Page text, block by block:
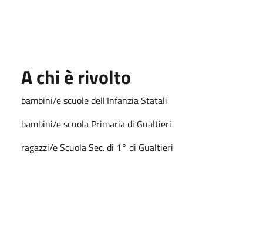
A chi è rivolto
bambini/e scuole dell'Infanzia Statali
bambini/e scuola Primaria di Gualtieri
ragazzi/e Scuola Sec. di 1° di Gualtieri